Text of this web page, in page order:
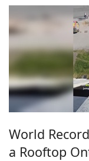
World
a Rooftop